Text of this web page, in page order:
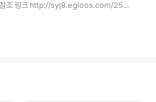
조 링크 http://syj8.egloos.com/256
를 받아 주는 변수를 뜻한다. override
분해와 재결합이 더 쉽기 때문이다. 그 예